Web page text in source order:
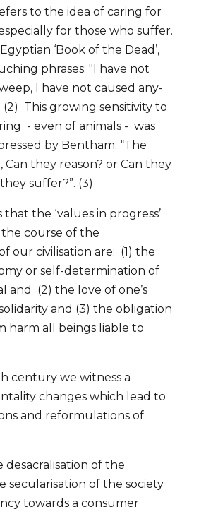
to the idea of caring for
for those who suf­fer.
‘Book of the De­ad’,
phrases: "I have not
I have not cau­sed any­
(2) This growing sensitivity to
- even of animals - was
by Bentham: “The
Can they reason? or Can they
suffer?”. (3)
the ‘values in progress’
course of the
our civilisation are: (1) the
or self-determination of
and (2) the love of one’s
and (3) the obligation
harm all beings liable to
century we witness a
changes which lead to
and reformulations of
desacralisation of the
secularisation of the society
towards a consumer